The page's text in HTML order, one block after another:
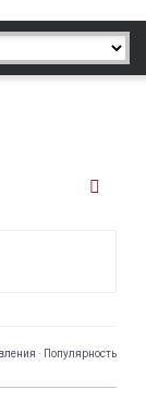
· Популярность